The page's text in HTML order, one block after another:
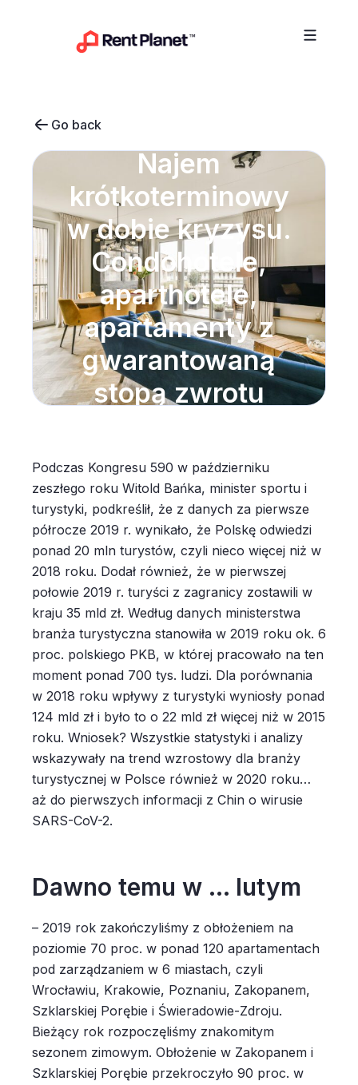
Go back
Najem
krótkoterminowy
w dobie kryzysu.
Condohotele,
aparthotele,
apartamenty z
gwarantowaną
stopą zwrotu
Podczas Kongresu 590 w październiku
zeszłego roku Witold Bańka, minister sportu i
turystyki, podkreślił, że z danych za pierwsze
półrocze 2019 r. wynikało, że Polskę odwiedzi
ponad 20 mln turystów, czyli nieco więcej niż w
2018 roku. Dodał również, że w pierwszej
połowie 2019 r. turyści z zagranicy zostawili w
kraju 35 mld zł. Według danych ministerstwa
branża turystyczna stanowiła w 2019 roku ok. 6
proc. polskiego PKB, w której pracowało na ten
moment ponad 700 tys. ludzi. Dla porównania
w 2018 roku wpływy z turystyki wyniosły ponad
124 mld zł i było to o 22 mld zł więcej niż w 2015
roku. Wniosek? Wszystkie statystyki i analizy
wskazywały na trend wzrostowy dla branży
turystycznej w Polsce również w 2020 roku…
aż do pierwszych informacji z Chin o wirusie
SARS-CoV-2.
Dawno temu w … lutym
– 2019 rok zakończyliśmy z obłożeniem na
poziomie 70 proc. w ponad 120 apartamentach
pod zarządzaniem w 6 miastach, czyli
Wrocławiu, Krakowie, Poznaniu, Zakopanem,
Szklarskiej Porębie i Świeradowie-Zdroju.
Bieżący rok rozpoczęliśmy znakomitym
sezonem zimowym. Obłożenie w Zakopanem i
Szklarskiej Porębie przekroczyło 90 proc. w